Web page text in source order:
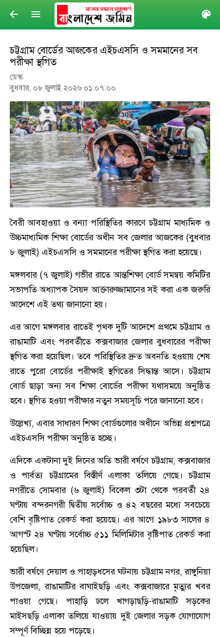
arrow_back menu
চট্টগ্রাম বোর্ডের আজকের এইচএসসি ও সমমানের সব
পরীক্ষা স্থগিত
ডেস্ক
বুধবার, ০৮ জুলাই ২০২৬ ০১:০৭:০০
বৈরী আবহাওয়া ও বন্যা পরিস্থিতির কারণে চট্টগ্রাম মাধ্যমিক ও
উচ্চমাধ্যমিক শিক্ষা বোর্ডের অধীন সব জেলার আজকের (বুধবার
৮ জুলাই) এইচএসসি ও সমমানের পরীক্ষা স্থগিত করা হয়েছে।
মঙ্গলবার (৭ জুলাই) গভীর রাতে আন্তশিক্ষা বোর্ড সমন্বয় কমিটির
সভাপতি অধ্যাপক সৈয়দ আক্তারুজ্জামানের সই করা এক জরুরি
আদেশে এই তথ্য জানানো হয়।
এর আগে মঙ্গলবার রাতেই পৃথক দুটি আদেশে প্রথমে চট্টগ্রাম ও
রাঙামাটি এবং পরবর্তীতে কক্সবাজার জেলার বুধবারের পরীক্ষা
স্থগিত করা হয়েছিল। তবে পরিস্থিতির দ্রুত অবনতি হওয়ায় শেষ
রাতে পুরো বোর্ডের পরীক্ষাই স্থগিতের সিদ্ধান্ত আসে। চট্টগ্রাম
বোর্ড ছাড়া অন্য সব শিক্ষা বোর্ডের পরীক্ষা যথাসময়ে অনুষ্ঠিত
হবে। স্থগিত হওয়া পরীক্ষার নতুন সময়সূচি পরে জানানো হবে।
উল্লেখ্য, এবার সাধারণ শিক্ষা বোর্ডগুলোর অধীনে অভিন্ন প্রশ্নপত্রে
এইচএসসি পরীক্ষা অনুষ্ঠিত হচ্ছে।
এদিকে একটানা দুই দিনের অতি ভারী বর্ষণে চট্টগ্রাম, কক্সবাজার
ও পার্বত্য চট্টগ্রামের বিস্তীর্ণ এলাকা তলিয়ে গেছে। চট্টগ্রাম
নগরীতে সোমবার (৬ জুলাই) বিকেল ৩টা থেকে পরবর্তী ২৪
ঘণ্টায় বন্দরনগরী দ্বিতীয় সর্বোচ্চ ও ৪২ বছরের মধ্যে সবচেয়ে
বেশি বৃষ্টিপাত রেকর্ড করা হয়েছে। এর আগে ১৯৮৩ সালের ৪
আগস্ট ২৪ ঘণ্টায় সর্বোচ্চ ৫১১ মিলিমিটার বৃষ্টিপাত রেকর্ড করা
হয়েছিল।
ভারী বর্ষণে দেয়াল ও পাহাড়ধসের ঘটনায় চট্টগ্রাম নগর, রাঙ্গুনিয়া
উপজেলা, রাঙামাটির বাঘাইছড়ি এবং কক্সবাজারে মৃত্যুর খবর
পাওয়া গেছে। পাহাড়ি ঢলে খাগড়াছড়ি-রাঙামাটি সড়কের
মাইসছড়ি এলাকা তলিয়ে যাওয়ায় দুই জেলার সড়ক যোগাযোগ
সম্পূর্ণ বিচ্ছিন্ন হয়ে পড়েছে।